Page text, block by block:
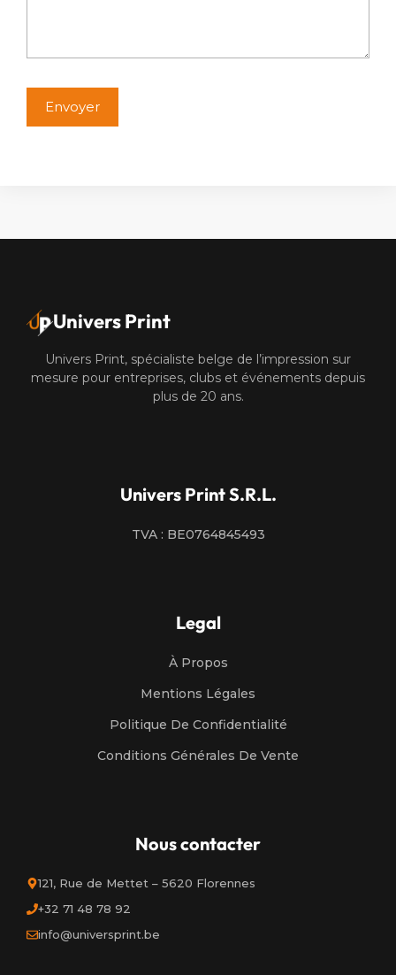
Univers Print
Univers Print, spécialiste belge de l’impression sur
mesure pour entreprises, clubs et événements depuis
plus de 20 ans.
Univers Print S.R.L.
TVA : BE0764845493
Legal
À Propos
Mentions Légales
Politique De Confidentialité
Conditions Générales De Vente
Nous contacter
121, Rue de Mettet – 5620 Florennes
+32 71 48 78 92
info@universprint.be